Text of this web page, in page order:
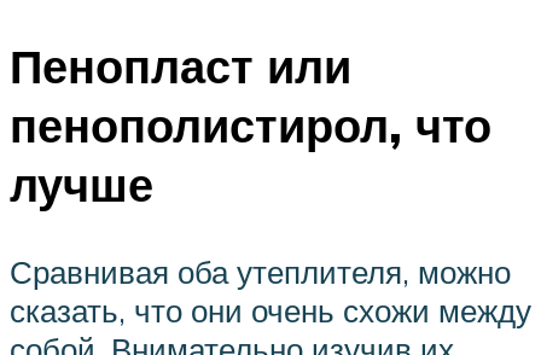
Пенопласт или
пенополистирол, что
лучше
Сравнивая оба утеплителя, можно
сказать, что они очень схожи между